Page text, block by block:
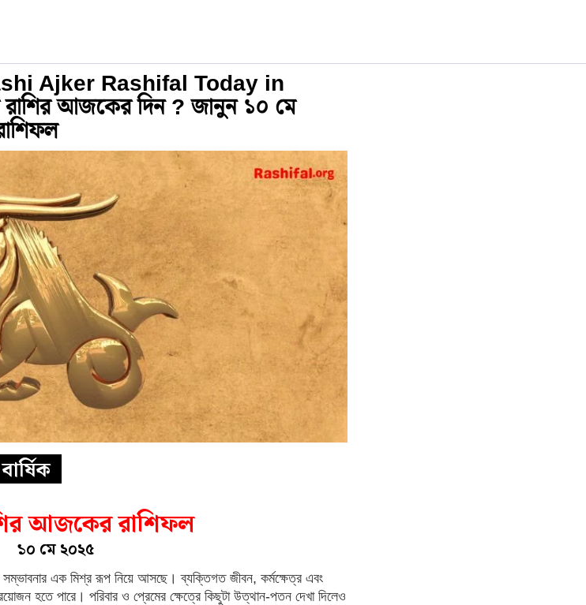
Ajker Rashifal Today in
আজকের দিন ? জানুন ১০ মে
বার্ষিক
আজকের রাশিফল
১০ মে ২০২৫
এক মিশ্র রূপ নিয়ে আসছে। ব্যক্তিগত জীবন, কর্মক্ষেত্র এবং
হতে পারে। পরিবার ও প্রেমের ক্ষেত্রে কিছুটা উত্থান-পতন দেখা দিলেও